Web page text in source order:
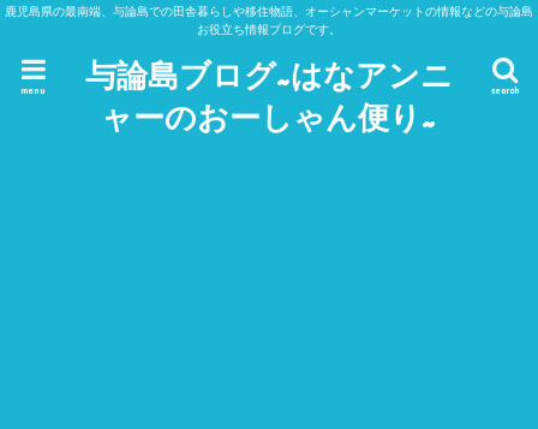
鹿児島県の最南端、与論島での田舎暮らしや移住物語、オーシャンマーケットの情報などの与論島
お役立ち情報ブログです。
与論島ブログ~はなアンニ
ャーのおーしゃん便り~
search
menu